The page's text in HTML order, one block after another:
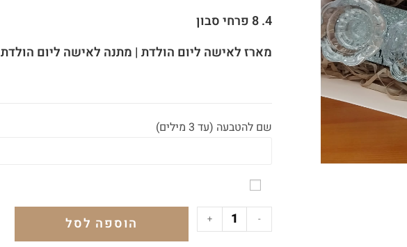
4. 8 פרחי סבון
מארז לאישה ליום הולדת | מתנה לאישה ליום הולדת
שם להטבעה (עד 3 מילים)
-
+ הוספה לסל